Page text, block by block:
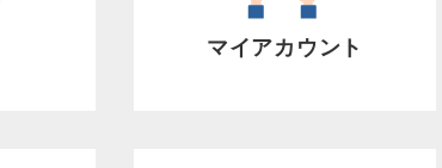
マイアカウント